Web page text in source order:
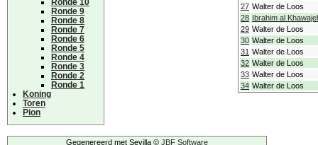
Ronde 9
Ronde 8
Ronde 7
Ronde 6
Ronde 5
Ronde 4
Ronde 3
Ronde 2
Ronde 1
Koning
Toren
Pion
27 Walter de Loos
28 Ibrahim al
29 Walter de Loos
30 Walter de Loos
31 Walter de Loos
32 Walter de Loos
33 Walter de Loos
34 Walter de Loos
Gegenereerd met Sevilla © JBF Software